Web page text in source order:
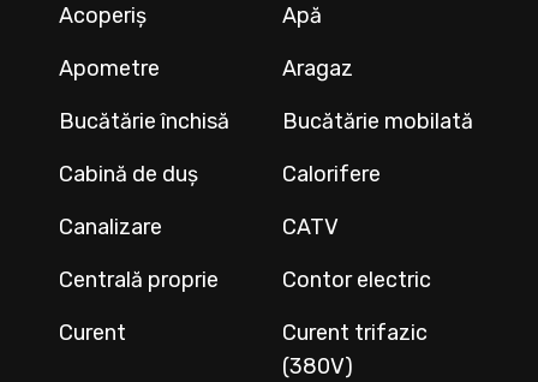
Acoperiș
Apă
Apometre
Aragaz
Bucătărie închisă
Bucătărie mobilată
Cabină de duș
Calorifere
Canalizare
CATV
Centrală proprie
Contor electric
Curent
Curent trifazic
(380V)